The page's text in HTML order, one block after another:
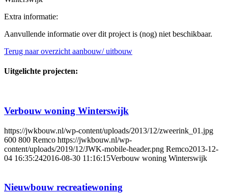
Extra informatie:
Aanvullende informatie over dit project is (nog) niet beschikbaar.
Terug naar overzicht aanbouw/ uitbouw
Uitgelichte projecten:
Verbouw woning Winterswijk
https://jwkbouw.nl/wp-content/uploads/2013/12/zweerink_01.jpg
600 800 Remco https://jwkbouw.nl/wp-
content/uploads/2019/12/JWK-mobile-header.png Remco2013-12-
04 16:35:242016-08-30 11:16:15Verbouw woning Winterswijk
Nieuwbouw recreatiewoning